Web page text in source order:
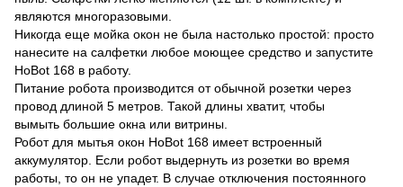
являются многоразовыми.
Никогда еще мойка окон не была настолько простой: просто
нанесите на салфетки любое моющее средство и запустите
HoBot 168 в работу.
Питание робота производится от обычной розетки через
провод длиной 5 метров. Такой длины хватит, чтобы
вымыть большие окна или витрины.
Робот для мытья окон HoBot 168 имеет встроенный
аккумулятор. Если робот выдернуть из розетки во время
работы, то он не упадет. В случае отключения постоянного